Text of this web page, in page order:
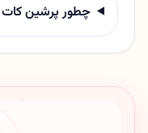
چطور پرشین کات